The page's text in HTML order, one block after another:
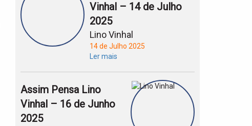
Vinhal – 14 de Julho
2025
Lino Vinhal
14 de Julho 2025
Ler mais
Assim Pensa Lino
Vinhal – 16 de Junho
2025